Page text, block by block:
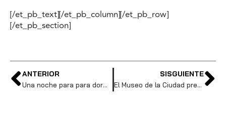
[/et_pb_text][/et_pb_column][/et_pb_row]
[/et_pb_section]
ANTERIOR
Una noche para para dormir en el Carmen Alto
SISGUIENTE
El Museo de la Ciudad presenta una nueva mirada a la historia de Quito